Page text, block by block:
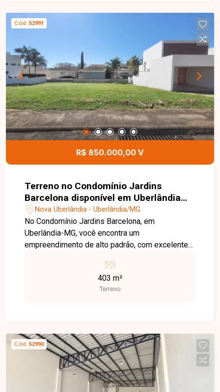
proporcionando excelente aproveitamento do
terreno em um condomínio que oferece
segurança e conforto para toda a família. Entre
em contato com a Delta Imóveis e agende um
atendimento. Nossa equipe está pronta para
apresentar todos os detalhes deste imóvel e
auxiliar você na realização de um excelente
investimento.
Cód. 52991
R$ 850.000,00 V
Terreno no Condomínio Jardins
Barcelona disponível em Uberlândia
MGNova Uberlândia - Uberlândia/MG
No Condomínio Jardins Barcelona, em
Uberlândia-MG, você encontra um
empreendimento de alto padrão, com excelente
fácil acesso às principais vias da cidade, ideal
para quem busca qualidade de vida e valorização
residencial moderno e personalizado. O
condomínio conta com portaria 24 horas e uma
completa infraestrutura de lazer, incluindo
academia, salão de jogos, salão de festas,
playground e quadra de tênis, proporcionando
403 m²
Terreno
Cód. 52990